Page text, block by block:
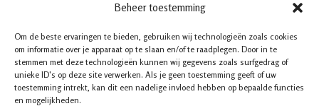
Beheer toestemming
Om de beste ervaringen te bieden, gebruiken wij technologieën zoals cookies
om informatie over je apparaat op te slaan en/of te raadplegen. Door in te
stemmen met deze technologieën kunnen wij gegevens zoals surfgedrag of
unieke ID's op deze site verwerken. Als je geen toestemming geeft of uw
toestemming intrekt, kan dit een nadelige invloed hebben op bepaalde functies
en mogelijkheden.
Geel
Mol
Lier
Schoten